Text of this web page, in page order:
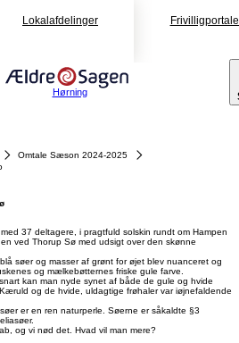
Lokalafdelinger
Hørning
Omtale Sæson 2024-2025
37 deltagere, i pragtfuld solskin rundt om Hampen
ved Thorup Sø med udsigt over den skønne
søer og masser af grønt for øjet blev nuanceret og
og mælkebøtternes friske gule farve.
kan man nyde synet af både de gule og hvide
og de hvide, uldagtige frøhaler var iøjnefaldende
er en ren naturperle. Søerne er såkaldte §3
og vi nød det. Hvad vil man mere?